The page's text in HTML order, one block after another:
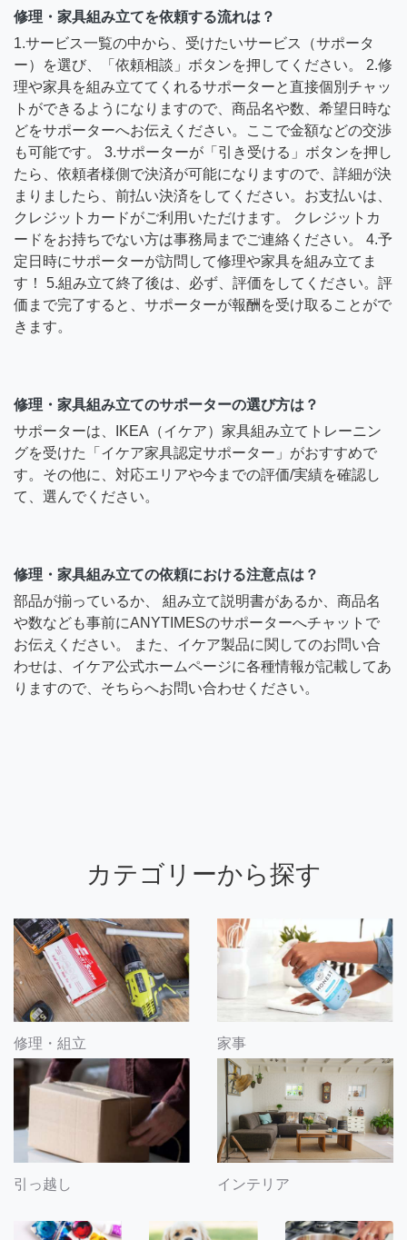
修理・家具組み立てを依頼する流れは？
1.サービス一覧の中から、受けたいサービス（サポータ
ー）を選び、「依頼相談」ボタンを押してください。 2.修
理や家具を組み立ててくれるサポーターと直接個別チャッ
トができるようになりますので、商品名や数、希望日時な
どをサポーターへお伝えください。ここで金額などの交渉
も可能です。 3.サポーターが「引き受ける」ボタンを押し
たら、依頼者様側で決済が可能になりますので、詳細が決
まりましたら、前払い決済をしてください。お支払いは、
クレジットカードがご利用いただけます。 クレジットカ
ードをお持ちでない方は事務局までご連絡ください。 4.予
定日時にサポーターが訪問して修理や家具を組み立てま
す！ 5.組み立て終了後は、必ず、評価をしてください。評
価まで完了すると、サポーターが報酬を受け取ることがで
きます。
修理・家具組み立てのサポーターの選び方は？
サポーターは、IKEA（イケア）家具組み立てトレーニン
グを受けた「イケア家具認定サポーター」がおすすめで
す。その他に、対応エリアや今までの評価/実績を確認し
て、選んでください。
修理・家具組み立ての依頼における注意点は？
部品が揃っているか、 組み立て説明書があるか、商品名
や数なども事前にANYTIMESのサポーターへチャットで
お伝えください。 また、イケア製品に関してのお問い合
わせは、イケア公式ホームページに各種情報が記載してあ
りますので、そちらへお問い合わせください。
カテゴリーから探す
修理・組立 家事
引っ越し インテリア